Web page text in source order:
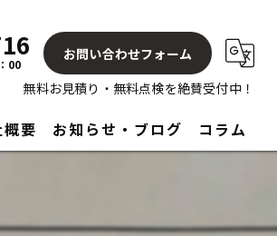
00
お問い合わせフォーム
無料お見積り・無料点検を絶賛受付中！
要 お知らせ・ブログ コラム